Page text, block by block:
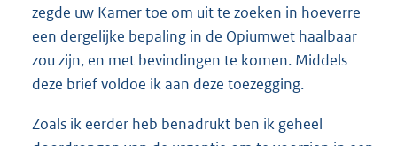
zegde uw Kamer toe om uit te zoeken in hoeverre
een dergelijke bepaling in de Opiumwet haalbaar
zou zijn, en met bevindingen te komen. Middels
deze brief voldoe ik aan deze toezegging.
Zoals ik eerder heb benadrukt ben ik geheel